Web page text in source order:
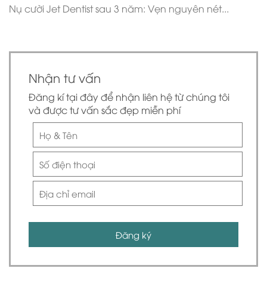
Nụ cười Jet Dentist sau 3 năm: Vẹn nguyên nét...
Nhận tư vấn
Đăng kí tại đây để nhận liên hệ từ chúng tôi
và được tư vấn sắc đẹp miễn phí
Đăng ký